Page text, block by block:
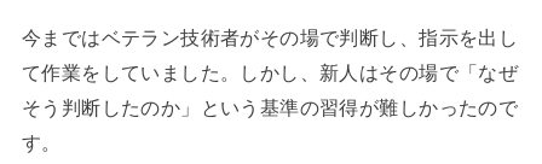
今まではベテラン技術者がその場で判断し、指示を出し
て作業をしていました。しかし、新人はその場で「なぜ
そう判断したのか」という基準の習得が難しかったので
す。